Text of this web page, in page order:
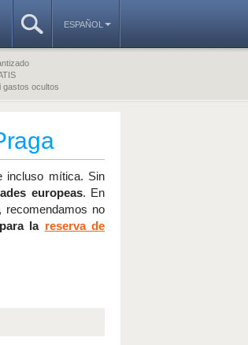
ESPAÑOL
gastos ocultos
incluso mítica. Sin
europeas. En
recomendamos no
la reserva de